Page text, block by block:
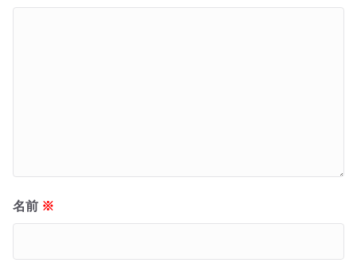
名前 ※